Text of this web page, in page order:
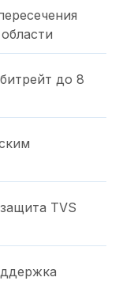
до 8
TVS